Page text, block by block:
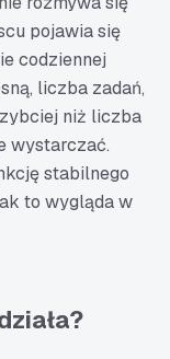
Główne
pojawia się
codziennej
liczba zadań,
niż liczba
wystarczać.
stabilnego
to wygląda w